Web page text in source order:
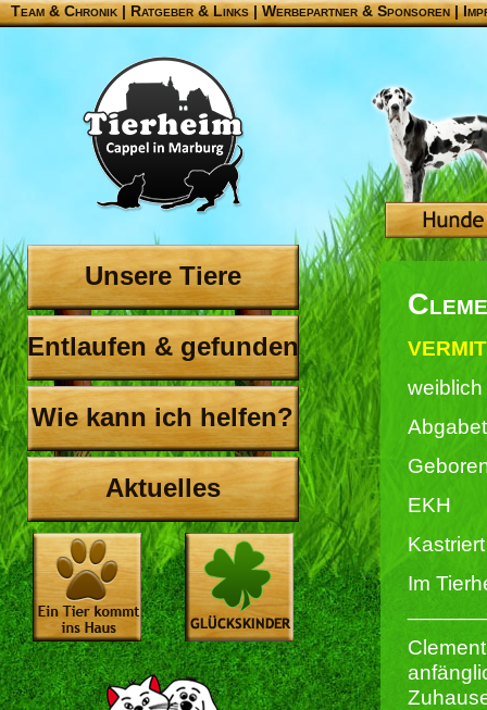
Team & Chronik |Ratgeber & Links|Werbepartner & Sponsoren|
Unsere Tiere
Entlaufen & gefunden
Wie kann ich helfen?
Aktuelles
weiblich
EKH
Im